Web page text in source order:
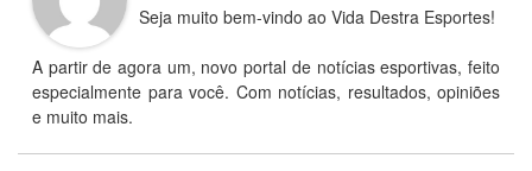
Seja muito bem-vindo ao Vida Destra Esportes!
A partir de agora um, novo portal de notícias esportivas, feito
especialmente para você. Com notícias, resultados, opiniões
e muito mais.